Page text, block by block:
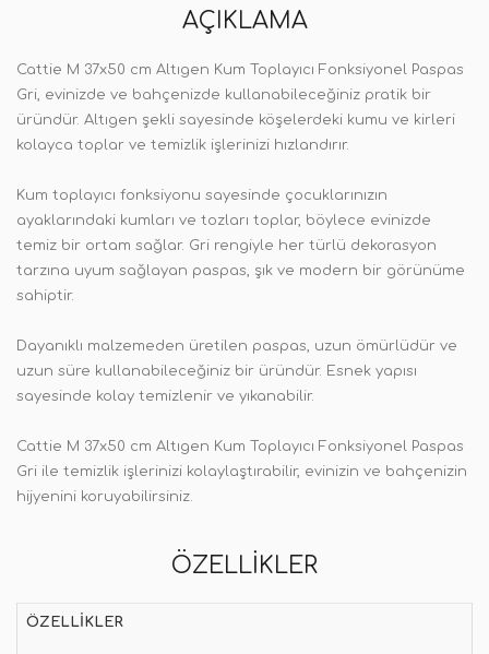
AÇIKLAMA
Cattie M 37x50 cm Altıgen Kum Toplayıcı Fonksiyonel Paspas
Gri, evinizde ve bahçenizde kullanabileceğiniz pratik bir
üründür. Altıgen şekli sayesinde köşelerdeki kumu ve kirleri
kolayca toplar ve temizlik işlerinizi hızlandırır.
Kum toplayıcı fonksiyonu sayesinde çocuklarınızın
ayaklarındaki kumları ve tozları toplar, böylece evinizde
temiz bir ortam sağlar. Gri rengiyle her türlü dekorasyon
tarzına uyum sağlayan paspas, şık ve modern bir görünüme
sahiptir.
Dayanıklı malzemeden üretilen paspas, uzun ömürlüdür ve
uzun süre kullanabileceğiniz bir üründür. Esnek yapısı
sayesinde kolay temizlenir ve yıkanabilir.
Cattie M 37x50 cm Altıgen Kum Toplayıcı Fonksiyonel Paspas
Gri ile temizlik işlerinizi kolaylaştırabilir, evinizin ve bahçenizin
hijyenini koruyabilirsiniz.
ÖZELLIKLER
ÖZELLIKLER